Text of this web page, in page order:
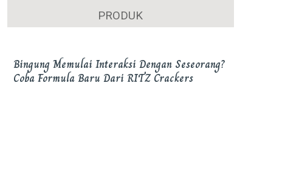
PRODUK
Bingung Memulai Interaksi Dengan Seseorang?
Coba Formula Baru Dari RITZ Crackers